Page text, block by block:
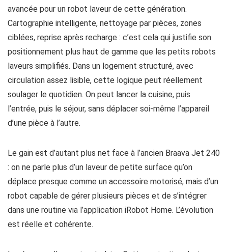
avancée pour un robot laveur de cette génération.
Cartographie intelligente, nettoyage par pièces, zones
ciblées, reprise après recharge : c’est cela qui justifie son
positionnement plus haut de gamme que les petits robots
laveurs simplifiés. Dans un logement structuré, avec
circulation assez lisible, cette logique peut réellement
soulager le quotidien. On peut lancer la cuisine, puis
l’entrée, puis le séjour, sans déplacer soi-même l’appareil
d’une pièce à l’autre.
Le gain est d’autant plus net face à l’ancien Braava Jet 240
: on ne parle plus d’un laveur de petite surface qu’on
déplace presque comme un accessoire motorisé, mais d’un
robot capable de gérer plusieurs pièces et de s’intégrer
dans une routine via l’application iRobot Home. L’évolution
est réelle et cohérente.